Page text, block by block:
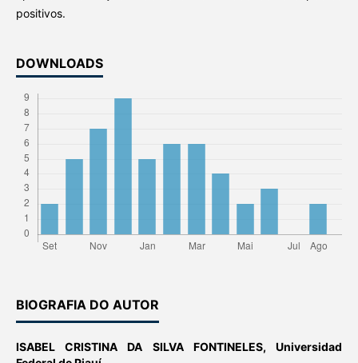
positivos.
DOWNLOADS
BIOGRAFIA DO AUTOR
ISABEL CRISTINA DA SILVA FONTINELES,Universidad